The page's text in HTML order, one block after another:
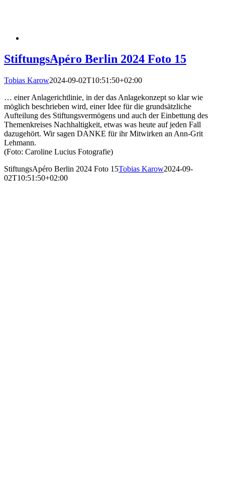
StiftungsApéro Berlin 2024 Foto 15
Tobias Karow2024-09-02T10:51:50+02:00
… einer Anlagerichtlinie, in der das Anlagekonzept so klar wie
möglich beschrieben wird, einer Idee für die grundsätzliche
Aufteilung des Stiftungsvermögens und auch der Einbettung des
Themenkreises Nachhaltigkeit, etwas was heute auf jeden Fall
dazugehört. Wir sagen DANKE für ihr Mitwirken an Ann-Grit
Lehmann.
(Foto: Caroline Lucius Fotografie)
StiftungsApéro Berlin 2024 Foto 15Tobias Karow2024-09-
02T10:51:50+02:00